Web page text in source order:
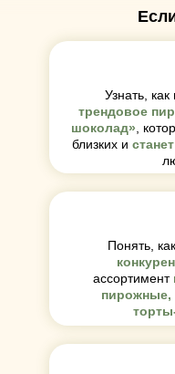
Узнать, как
трендовое
шоколад» ,
близких и
Понять, как
ассортимент
пирожные,